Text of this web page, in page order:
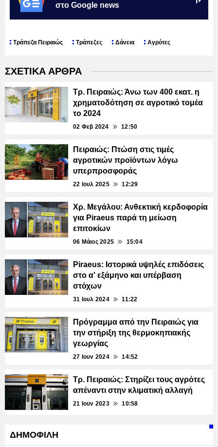
στο Google news
Τράπεζα Πειραιώς Τράπεζες Δάνεια Αγρότες
ΣΧΕΤΙΚΑ ΑΡΘΡΑ
Τρ. Πειραιώς: Άνω των 400 εκατ. η
χρηματοδότηση σε αγροτικό τομέα
το 2024
02 Φεβ 2024 12:50
Πειραιώς: Πτώση στις τιμές
αγροτικών προϊόντων λόγω
υπερπροσφοράς
22 Ιουλ 2025 12:29
Χρ. Μεγάλου: Ανθεκτική κερδοφορία
για Piraeus παρά τη μείωση
επιτοκίων
06 Μάιος 2025 15:04
Piraeus: Ιστορικά υψηλές επιδόσεις
στο α' εξάμηνο και υπέρβαση
στόχων
31 Ιουλ 2024 11:22
Πρόγραμμα από την Πειραιώς για
την στήριξη της θερμοκηπιακής
γεωργίας
27 Ιουν 2024 14:52
Τρ. Πειραιώς: Στηρίζει τους αγρότες
απέναντι στην κλιματική αλλαγή
21 Ιουν 2023 10:58
ΔΗΜΟΦΙΛΗ